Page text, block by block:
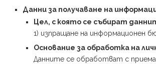
Данни за получаване на
Цел, с която се събират
1) изпращане на информационен
Основание за обработка на
Данните се обработват с